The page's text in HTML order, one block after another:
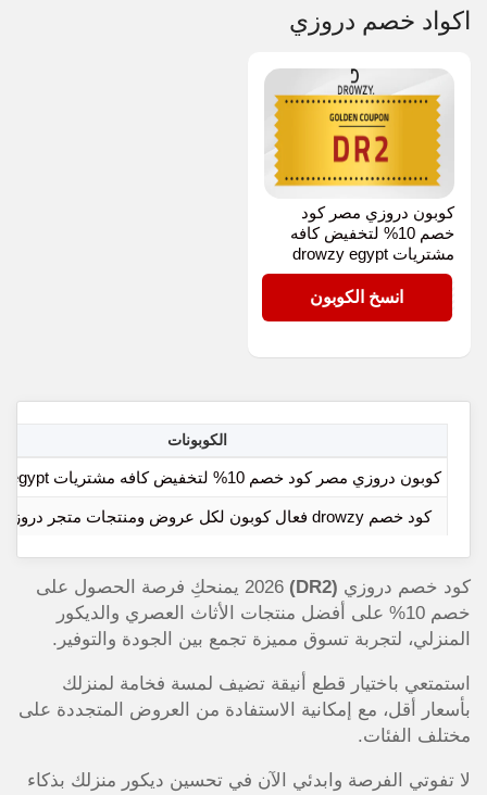
اكواد خصم دروزي
كوبون دروزي مصر كود
خصم 10% لتخفيض كافه
مشتريات drowzy egypt
DR2انسخ الكوبون
الكوبونات
كوبون دروزي مصر كود خصم 10% لتخفيض كافه مشتريات drowzy egypt
كود خصم drowzy فعال كوبون لكل عروض ومنتجات متجر دروزي مصر
كود خصم دروزي (DR2)
2026 يمنحكِ فرصة الحصول على
خصم 10% على أفضل منتجات الأثاث العصري والديكور
المنزلي، لتجربة تسوق مميزة تجمع بين الجودة والتوفير.
استمتعي باختيار قطع أنيقة تضيف لمسة فخامة لمنزلك
بأسعار أقل، مع إمكانية الاستفادة من العروض المتجددة على
مختلف الفئات.
لا تفوتي الفرصة وابدئي الآن في تحسين ديكور منزلك بذكاء